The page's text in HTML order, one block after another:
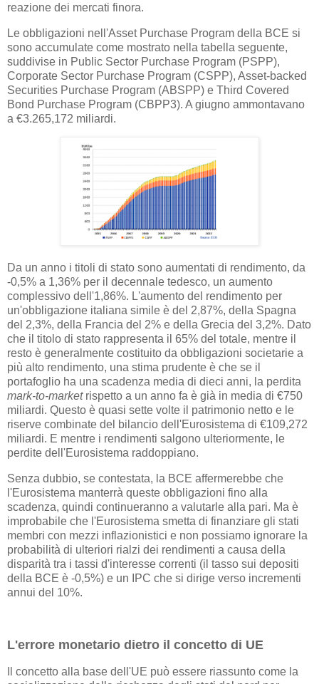
reazione dei mercati finora.
Le obbligazioni nell'Asset Purchase Program della BCE si
sono accumulate come mostrato nella tabella seguente,
suddivise in Public Sector Purchase Program (PSPP),
Corporate Sector Purchase Program (CSPP), Asset-backed
Securities Purchase Program (ABSPP) e Third Covered
Bond Purchase Program (CBPP3). A giugno ammontavano
a €3.265,172 miliardi.
Da un anno i titoli di stato sono aumentati di rendimento, da
-0,5% a 1,36% per il decennale tedesco, un aumento
complessivo dell'1,86%. L'aumento del rendimento per
un'obbligazione italiana simile è del 2,87%, della Spagna
del 2,3%, della Francia del 2% e della Grecia del 3,2%. Dato
che il titolo di stato rappresenta il 65% del totale, mentre il
resto è generalmente costituito da obbligazioni societarie a
più alto rendimento, una stima prudente è che se il
portafoglio ha una scadenza media di dieci anni, la perdita
mark-to-marketrispetto a un anno fa è già in media di €750
miliardi. Questo è quasi sette volte il patrimonio netto e le
riserve combinate del bilancio dell'Eurosistema di €109,272
miliardi. E mentre i rendimenti salgono ulteriormente, le
perdite dell'Eurosistema raddoppiano.
Senza dubbio, se contestata, la BCE affermerebbe che
l'Eurosistema manterrà queste obbligazioni fino alla
scadenza, quindi continueranno a valutarle alla pari. Ma è
improbabile che l'Eurosistema smetta di finanziare gli stati
membri con mezzi inflazionistici e non possiamo ignorare la
probabilità di ulteriori rialzi dei rendimenti a causa della
disparità tra i tassi d'interesse correnti (il tasso sui depositi
della BCE è -0,5%) e un IPC che si dirige verso incrementi
annui del 10%.
L'errore monetario dietro il concetto di UE
Il concetto alla base dell'UE può essere riassunto come la